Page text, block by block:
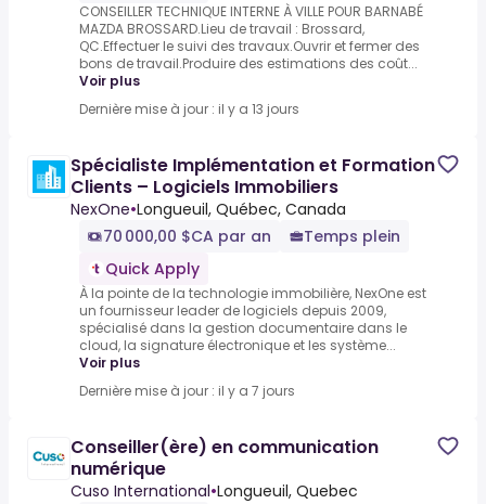
CONSEILLER TECHNIQUE INTERNE À VILLE POUR BARNABÉ
MAZDA BROSSARD.Lieu de travail : Brossard,
QC.Effectuer le suivi des travaux.Ouvrir et fermer des
bons de travail.Produire des estimations des coût...
Voir plus
Dernière mise à jour : il y a 13 jours
Spécialiste Implémentation et Formation
Clients – Logiciels Immobiliers
NexOne•Longueuil, Québec, Canada
70 000,00 $CA par an
Temps plein
Quick Apply
À la pointe de la technologie immobilière, NexOne est
un fournisseur leader de logiciels depuis 2009,
spécialisé dans la gestion documentaire dans le
cloud, la signature électronique et les système...
Voir plus
Dernière mise à jour : il y a 7 jours
Conseiller(ère) en communication
numérique
Cuso International•Longueuil, Quebec